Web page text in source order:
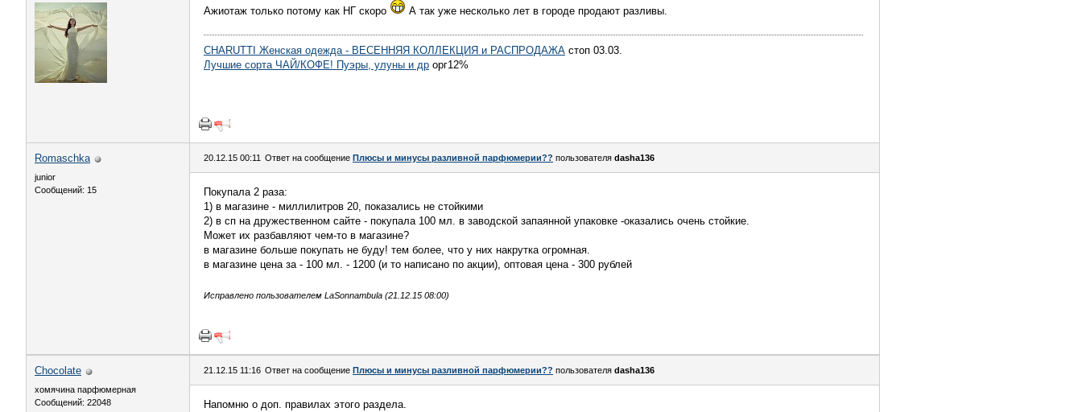
Ажиотаж только потому как НГ скоро
А так уже несколько лет в городе продают разливы.
CHARUTTI Женская одежда - ВЕСЕННЯЯ КОЛЛЕКЦИЯ и РАСПРОДАЖА стоп 03.03.
Лучшие сорта ЧАЙ/КОФЕ! Пуэры, улуны и др орг12%
Romaschka
junior
Сообщений: 15
20.12.15 00:11 Ответ на сообщение Плюсы и минусы разливной парфюмерии?? пользователя dasha136
Покупала 2 раза:
1) в магазине - миллилитров 20, показались не стойкими
2) в сп на дружественном сайте - покупала 100 мл. в заводской запаянной упаковке -оказались очень стойкие.
Может их разбавляют чем-то в магазине?
в магазине больше покупать не буду! тем более, что у них накрутка огромная.
в магазине цена за - 100 мл. - 1200 (и то написано по акции), оптовая цена - 300 рублей
Исправлено пользователем LaSonnambula (21.12.15 08:00)
Chocolate
хомячина парфюмерная
Сообщений: 22048
21.12.15 11:16 Ответ на сообщение Плюсы и минусы разливной парфюмерии?? пользователя dasha136
Напомню о доп. правилах этого раздела.